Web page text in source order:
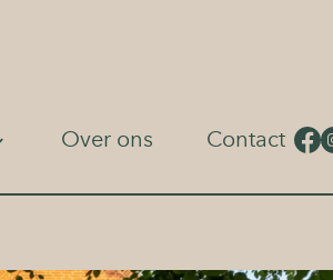
Over ons Contact